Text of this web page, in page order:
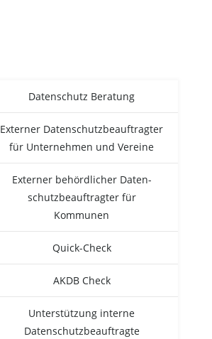
Daten­schutz Beratung
Exter­ner Daten­schutz­be­auf­trag­ter
für Unter­neh­men und Vereine
Exter­ner behörd­li­cher Daten­
schutz­be­auf­trag­ter für
Kommunen
Quick-Check
AKDB Check
Unter­stüt­zung inter­ne
Datenschutzbeauftragte